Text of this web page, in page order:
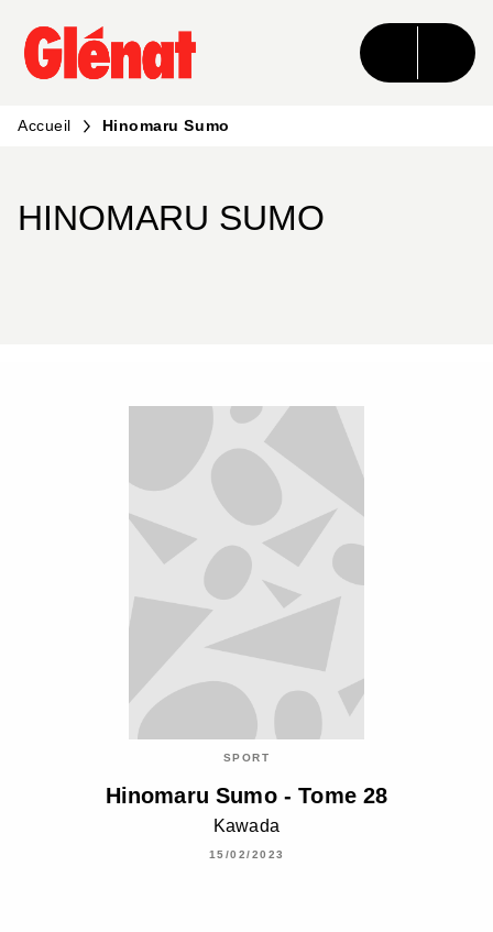
MENU RECHERCHE CONTENU
PIED DE PAGE
Accueil Hinomaru Sumo
HINOMARU SUMO
SPORT
Hinomaru Sumo - Tome 28
Kawada
15/02/2023